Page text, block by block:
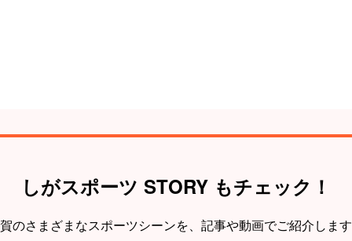
しがスポーツ STORY もチェック！
のさまざまなスポーツシーンを、 記事や動画でご紹介しま